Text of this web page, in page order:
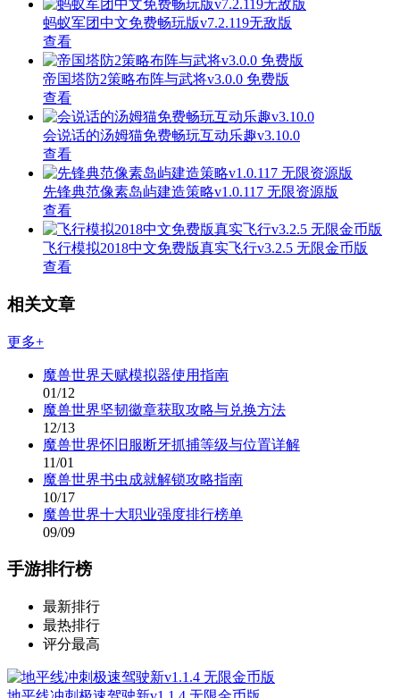
蚂蚁军团中文免费畅玩版v7.2.119无敌版
查看
帝国塔防2策略布阵与武将v3.0.0 免费版
查看
会说话的汤姆猫免费畅玩互动乐趣v3.10.0
查看
先锋典范像素岛屿建造策略v1.0.117 无限资源版
查看
飞行模拟2018中文免费版真实飞行v3.2.5 无限金币版
查看
相关文章
更多+
魔兽世界天赋模拟器使用指南
01/12
魔兽世界坚韧徽章获取攻略与兑换方法
12/13
魔兽世界怀旧服断牙抓捕等级与位置详解
11/01
魔兽世界书虫成就解锁攻略指南
10/17
魔兽世界十大职业强度排行榜单
09/09
手游排行榜
最新排行
最热排行
评分最高